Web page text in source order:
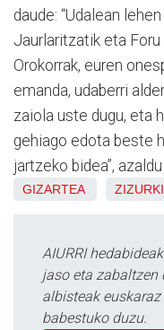
daude: “Udalean
Jaurlaritzatik eta Foru
Orokorrak, euren
emanda, udaberri
zaiola uste dugu, eta
gehiago edota beste
jartzeko bidea”,
GIZARTEA
AIURRI
jaso eta zabaltzen
albisteak
babestuko duzu.